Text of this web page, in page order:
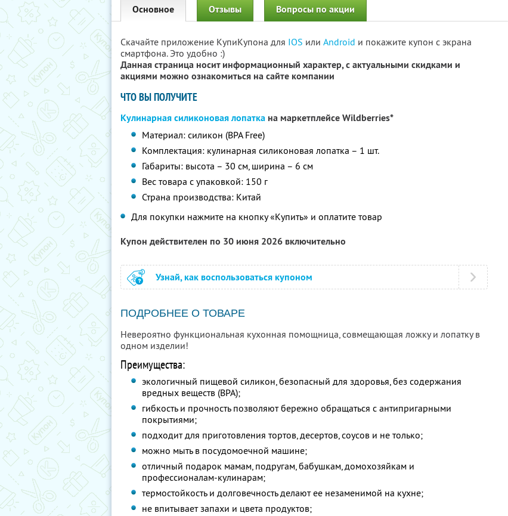
Основное Отзывы Вопросы по акции
Скачайте приложение КупиКупона для IOS или Android и покажите купон с экрана
смартфона. Это удобно :)
Данная страница носит информационный характер, с актуальными скидками и
акциями можно ознакомиться на сайте компании
ЧТО ВЫ ПОЛУЧИТЕ
Кулинарная силиконовая лопатка на маркетплейсе Wildberries*
Материал: силикон (BPA Free)
Комплектация: кулинарная силиконовая лопатка – 1 шт.
Габариты: высота – 30 см, ширина – 6 см
Вес товара с упаковкой: 150 г
Страна производства: Китай
Для покупки нажмите на кнопку «Купить» и оплатите товар
Купон действителен по 30 июня 2026 включительно
Узнай, как воспользоваться купоном
ПОДРОБНЕЕ О ТОВАРЕ
Невероятно функциональная кухонная помощница, совмещающая ложку и лопатку в
одном изделии!
Преимущества:
экологичный пищевой силикон, безопасный для здоровья, без содержания
вредных веществ (BPA);
гибкость и прочность позволяют бережно обращаться с антипригарными
покрытиями;
подходит для приготовления тортов, десертов, соусов и не только;
можно мыть в посудомоечной машине;
отличный подарок мамам, подругам, бабушкам, домохозяйкам и
профессионалам-кулинарам;
термостойкость и долговечность делают ее незаменимой на кухне;
не впитывает запахи и цвета продуктов;